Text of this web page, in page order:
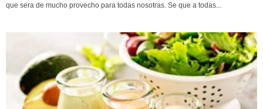
que sera de mucho provecho para todas nosotras. Se que a todas...